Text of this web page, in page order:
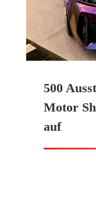
500
Motor
auf